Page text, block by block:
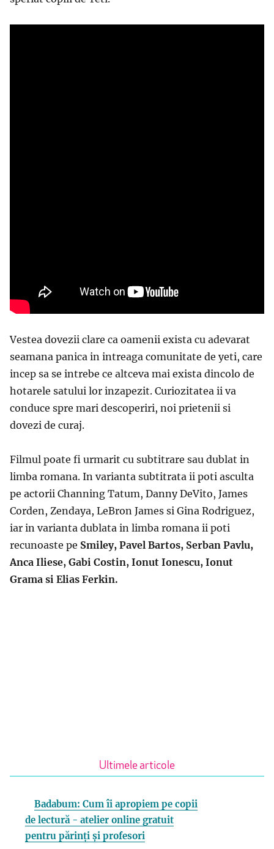
Vestea dovezii clare ca oamenii exista cu adevarat
seamana panica in intreaga comunitate de yeti, care
incep sa se intrebe ce altceva mai exista dincolo de
hotarele satului lor inzapezit. Curiozitatea ii va
conduce spre mari descoperiri, noi prietenii si
dovezi de curaj.
Filmul poate fi urmarit cu subtitrare sau dublat in
limba romana. In varianta subtitrata ii poti asculta
pe actorii Channing Tatum, Danny DeVito, James
Corden, Zendaya, LeBron James si Gina Rodriguez,
iar in varianta dublata in limba romana ii poti
recunoaste pe Smiley, Pavel Bartos, Serban Pavlu,
Anca Iliese, Gabi Costin, Ionut Ionescu, Ionut
Grama si Elias Ferkin.
Ultimele articole
Badabum: Cum îi apropiem pe copii
de lectură - atelier online gratuit
pentru părinți și profesori